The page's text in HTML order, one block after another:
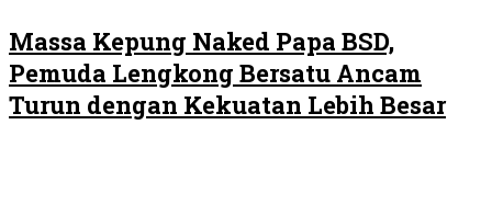
Massa Kepung Naked Papa BSD,
Pemuda Lengkong Bersatu Ancam
Turun dengan Kekuatan Lebih Besar